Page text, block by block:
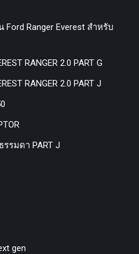
Ranger Everest สำหรับ
RANGER 2.0 PART G
RANGER 2.0 PART J
รมดา PART J
gen